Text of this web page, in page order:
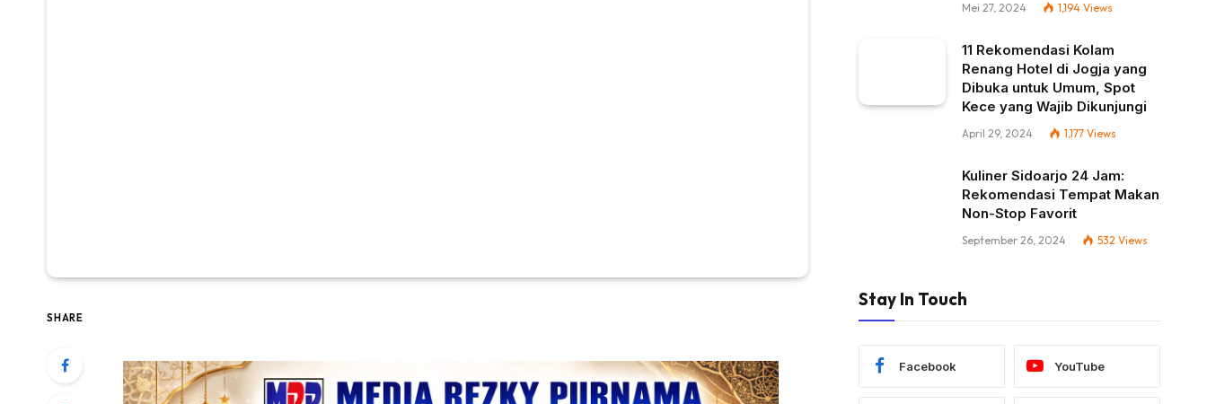
SHARE
Mei 27, 2024 1,194 Views
11 Rekomendasi Kolam
Renang Hotel di Jogja yang
Dibuka untuk Umum, Spot
Kece yang Wajib Dikunjungi
April 29, 2024 1,177 Views
Kuliner Sidoarjo 24 Jam:
Rekomendasi Tempat Makan
Non-Stop Favorit
September 26, 2024 532 Views
Stay In Touch
Facebook YouTube